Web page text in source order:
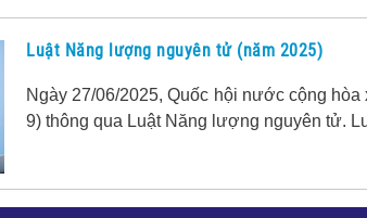
Luật Năng lượng nguyên tử (năm 2025)
Ngày 27/06/2025, Quốc hội nước cộng
9) thông qua Luật Năng lượng nguyên tử.